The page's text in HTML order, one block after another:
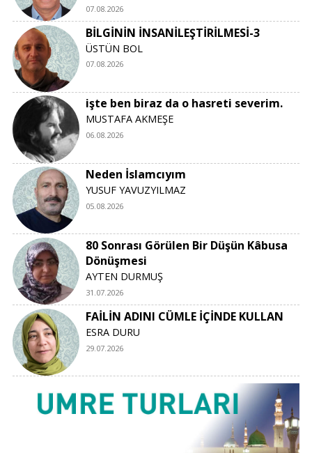
07.08.2026
BİLGİNİN İNSANİLEŞTİRİLMESİ-3
ÜSTÜN BOL
07.08.2026
işte ben biraz da o hasreti severim.
MUSTAFA AKMEŞE
06.08.2026
Neden İslamcıyım
YUSUF YAVUZYILMAZ
05.08.2026
80 Sonrası Görülen Bir Düşün Kâbusa
Dönüşmesi
AYTEN DURMUŞ
31.07.2026
FAİLİN ADINI CÜMLE İÇİNDE KULLAN
ESRA DURU
29.07.2026